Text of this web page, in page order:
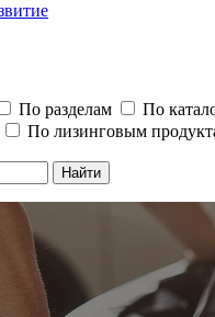
По разделам
По
По лизинговым
Найти